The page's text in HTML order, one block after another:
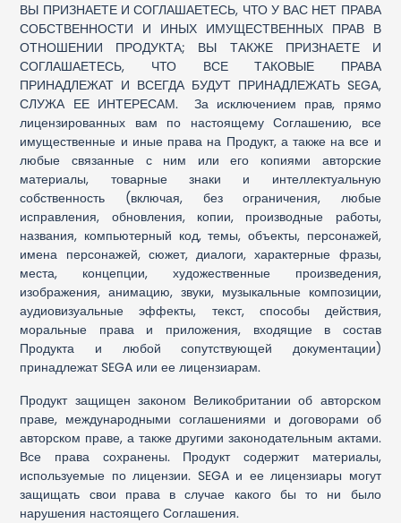
ВЫ ПРИЗНАЕТЕ И СОГЛАШАЕТЕСЬ, ЧТО У ВАС НЕТ ПРАВА
СОБСТВЕННОСТИ И ИНЫХ ИМУЩЕСТВЕННЫХ ПРАВ В
ОТНОШЕНИИ ПРОДУКТА; ВЫ ТАКЖЕ ПРИЗНАЕТЕ И
СОГЛАШАЕТЕСЬ, ЧТО ВСЕ ТАКОВЫЕ ПРАВА
ПРИНАДЛЕЖАТ И ВСЕГДА БУДУТ ПРИНАДЛЕЖАТЬ SEGA,
СЛУЖА ЕЕ ИНТЕРЕСАМ. За исключением прав, прямо
лицензированных вам по настоящему Соглашению, все
имущественные и иные права на Продукт, а также на все и
любые связанные с ним или его копиями авторские
материалы, товарные знаки и интеллектуальную
собственность (включая, без ограничения, любые
исправления, обновления, копии, производные работы,
названия, компьютерный код, темы, объекты, персонажей,
имена персонажей, сюжет, диалоги, характерные фразы,
места, концепции, художественные произведения,
изображения, анимацию, звуки, музыкальные композиции,
аудиовизуальные эффекты, текст, способы действия,
моральные права и приложения, входящие в состав
Продукта и любой сопутствующей документации)
принадлежат SEGA или ее лицензиарам.
Продукт защищен законом Великобритании об авторском
праве, международными соглашениями и договорами об
авторском праве, а также другими законодательным актами.
Все права сохранены. Продукт содержит материалы,
используемые по лицензии. SEGA и ее лицензиары могут
защищать свои права в случае какого бы то ни было
нарушения настоящего Соглашения.